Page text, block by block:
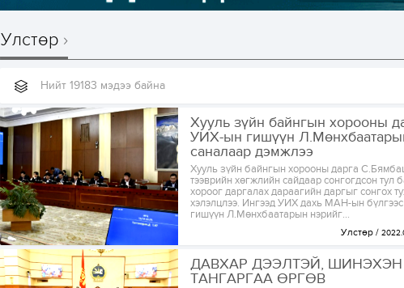
Улстөр
Нийт 19183 мэдээ байна
Хууль зүйн байнгын хорооны
УИХ-ын гишүүн
саналаар дэмжлээ
Хууль зүйн байнгын хорооны дарга
тээврийн хөгжлийн сайдаар сонгогдсон тул
хороог даргалах дараагийн даргыг сонгох
хэлэлцлээ. Ингээд УИХ дахь МАН-ын
гишүүн Л.Мөнхбаатарын нэрийг...
Улстөр
ДАВХАР ДЭЭЛТЭЙ,
ТАНГАРГАА ӨРГӨВ